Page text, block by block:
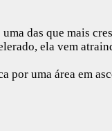
das que mais
ela vem
por uma área em